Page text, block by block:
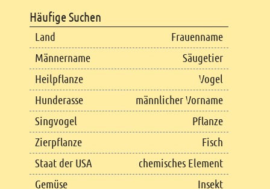
Häufige Suchen
Land
Frauenname
Männername
Säugetier
Heilpflanze
Vogel
Hunderasse
männlicher Vorname
Singvogel
Pflanze
Zierpflanze
Fisch
Staat der USA
chemisches Element
Gemüse
Insekt